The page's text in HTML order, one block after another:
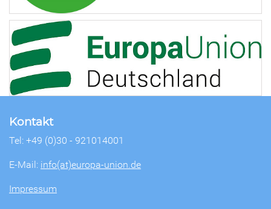
Kontakt
Tel: +49 (0)30 - 921014001
E-Mail: info(at)europa-union.de
Impressum